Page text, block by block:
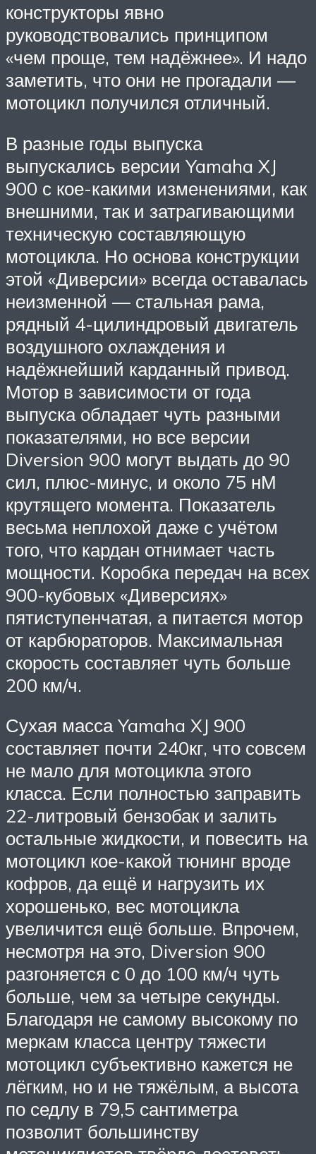
конструкторы явно
руководствовались принципом
«чем проще, тем надёжнее». И надо
заметить, что они не прогадали —
мотоцикл получился отличный.
В разные годы выпуска
выпускались версии Yamaha XJ
900 с кое-какими изменениями, как
внешними, так и затрагивающими
техническую составляющую
мотоцикла. Но основа конструкции
этой «Диверсии» всегда оставалась
неизменной — стальная рама,
рядный 4-цилиндровый двигатель
воздушного охлаждения и
надёжнейший карданный привод.
Мотор в зависимости от года
выпуска обладает чуть разными
показателями, но все версии
Diversion 900 могут выдать до 90
сил, плюс-минус, и около 75 нМ
крутящего момента. Показатель
весьма неплохой даже с учётом
того, что кардан отнимает часть
мощности. Коробка передач на всех
900-кубовых «Диверсиях»
пятиступенчатая, а питается мотор
от карбюраторов. Максимальная
скорость составляет чуть больше
200 км/ч.
Сухая масса Yamaha XJ 900
составляет почти 240кг, что совсем
не мало для мотоцикла этого
класса. Если полностью заправить
22-литровый бензобак и залить
остальные жидкости, и повесить на
мотоцикл кое-какой тюнинг вроде
кофров, да ещё и нагрузить их
хорошенько, вес мотоцикла
увеличится ещё больше. Впрочем,
несмотря на это, Diversion 900
разгоняется с 0 до 100 км/ч чуть
больше, чем за четыре секунды.
Благодаря не самому высокому по
меркам класса центру тяжести
мотоцикл субъективно кажется не
лёгким, но и не тяжёлым, а высота
по седлу в 79,5 сантиметра
позволит большинству